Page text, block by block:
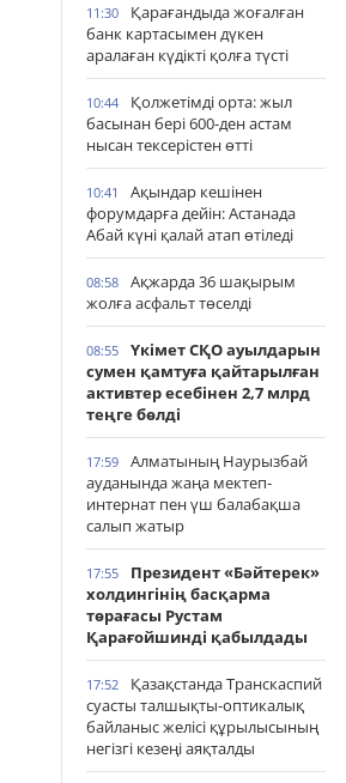
11:30
Қарағандыда жоғалған
банк картасымен дүкен
аралаған күдікті қолға түсті
10:44
Қолжетімді орта: жыл
басынан бері 600-ден астам
нысан тексерістен өтті
10:41
Ақындар кешінен
форумдарға дейін: Астанада
Абай күні қалай атап өтіледі
08:58
Ақжарда 36 шақырым
жолға асфальт төселді
08:55
Үкімет СҚО ауылдарын
сумен қамтуға қайтарылған
активтер есебінен 2,7 млрд
теңге бөлді
17:59
Алматының Наурызбай
ауданында жаңа мектеп-
интернат пен үш балабақша
салып жатыр
17:55
Президент «Бәйтерек»
холдингінің басқарма
төрағасы Рустам
Қарағойшинді қабылдады
17:52
Қазақстанда Транскаспий
суасты талшықты-оптикалық
байланыс желісі құрылысының
негізгі кезеңі аяқталды